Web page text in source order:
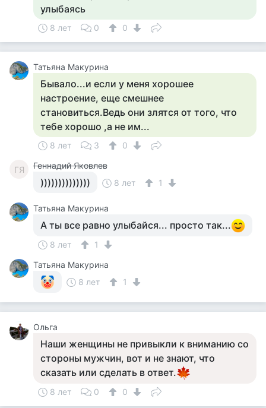
улыбаясь
8 лет 0 0
Татьяна Макурина
Бывало...и если у меня хорошее
настроение, еще смешнее
становиться.Ведь они злятся от того, что
тебе хорошо ,а не им...
8 лет 3 0
ГЯ Геннадий Яковлев
)))))))))))))) 8 лет 1
Татьяна Макурина
А ты все равно улыбайся... просто так...
8 лет
1
Татьяна Макурина
8 лет
1
Ольга
Наши женщины не привыкли к вниманию со
стороны мужчин, вот и не знают, что
сказать или сделать в ответ.
8 лет 0 0